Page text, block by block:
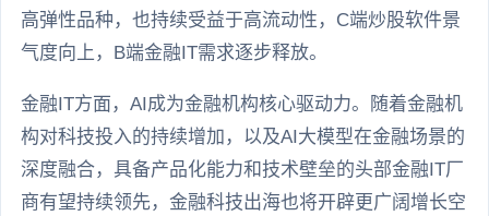
高弹性品种，也持续受益于高流动性，C端炒股软件景
气度向上，B端金融IT需求逐步释放。
金融IT方面，AI成为金融机构核心驱动力。随着金融机
构对科技投入的持续增加，以及AI大模型在金融场景的
深度融合，具备产品化能力和技术壁垒的头部金融IT厂
商有望持续领先，金融科技出海也将开辟更广阔增长空